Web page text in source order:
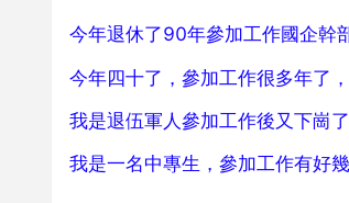
今年退休了90年參加工作國企幹
今年四十了，參加工作很多年了
我是退伍軍人參加工作後又下崗
我是一名中專生，參加工作有好